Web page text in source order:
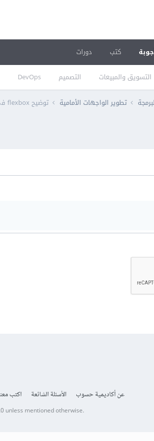
التسويق والمبيعات التصميم DevOps
كتب دورات
تطوير الواجهات الأمامية توضيح flexbox في css3
عن أكاديمية حسوب الأسئلة الشائعة اكتب
unless mentioned otherwise.